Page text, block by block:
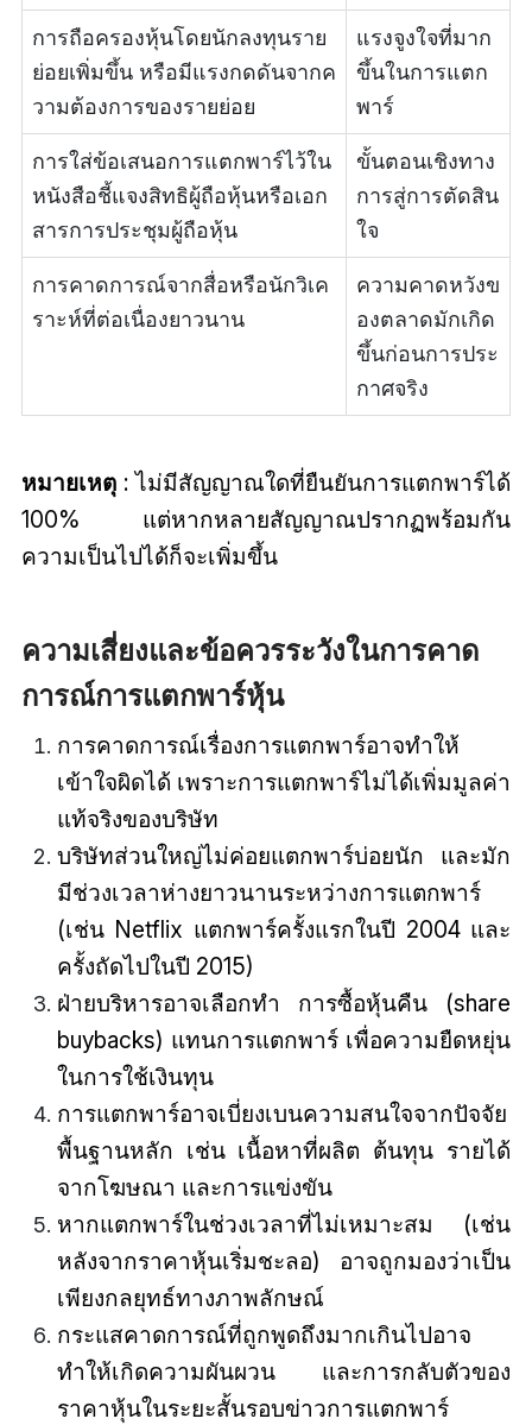
การถือครองหุ้นโดยนักลงทุนราย
ย่อยเพิ่มขึ้น หรือมีแรงกดดันจากค
วามต้องการของรายย่อย
แรงจูงใจที่มาก
ขึ้นในการแตก
พาร์
การใส่ข้อเสนอการแตกพาร์ไว้ใน
หนังสือชี้แจงสิทธิผู้ถือหุ้นหรือเอก
สารการประชุมผู้ถือหุ้น
ขั้นตอนเชิงทาง
การสู่การตัดสิน
ใจ
การคาดการณ์จากสื่อหรือนักวิเค
ราะห์ที่ต่อเนื่องยาวนาน
ความคาดหวังข
องตลาดมักเกิด
ขึ้นก่อนการประ
กาศจริง
หมายเหตุ: ไม่มีสัญญาณใดที่ยืนยันการแตกพาร์ได้
100% แต่หากหลายสัญญาณปรากฏพร้อมกัน
ความเป็นไปได้ก็จะเพิ่มขึ้น
ความเสี่ยงและข้อควรระวังในการคาด
การณ์การแตกพาร์หุ้น
การคาดการณ์เรื่องการแตกพาร์อาจทำให้
เข้าใจผิดได้ เพราะการแตกพาร์ไม่ได้เพิ่มมูลค่า
แท้จริงของบริษัท
บริษัทส่วนใหญ่ไม่ค่อยแตกพาร์บ่อยนัก และมัก
มีช่วงเวลาห่างยาวนานระหว่างการแตกพาร์
(เช่น Netflix แตกพาร์ครั้งแรกในปี 2004 และ
ครั้งถัดไปในปี 2015)
ฝ่ายบริหารอาจเลือกทำ การซื้อหุ้นคืน (share
buybacks) แทนการแตกพาร์ เพื่อความยืดหยุ่น
ในการใช้เงินทุน
การแตกพาร์อาจเบี่ยงเบนความสนใจจากปัจจัย
พื้นฐานหลัก เช่น เนื้อหาที่ผลิต ต้นทุน รายได้
จากโฆษณา และการแข่งขัน
หากแตกพาร์ในช่วงเวลาที่ไม่เหมาะสม (เช่น
หลังจากราคาหุ้นเริ่มชะลอ) อาจถูกมองว่าเป็น
เพียงกลยุทธ์ทางภาพลักษณ์
กระแสคาดการณ์ที่ถูกพูดถึงมากเกินไปอาจ
ทำให้เกิดความผันผวน และการกลับตัวของ
ราคาหุ้นในระยะสั้นรอบข่าวการแตกพาร์